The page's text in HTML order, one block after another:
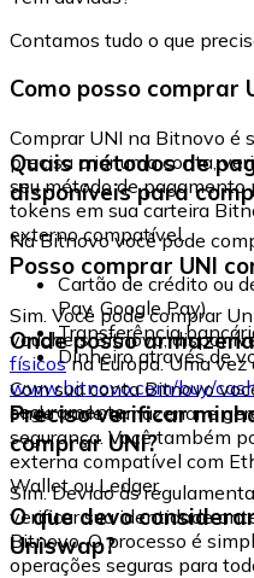
Contamos tudo o que
Como posso comprar
Comprar UNI na Bitnovo é
precisa criar uma conta,
seu método de pagamento
tokens em sua carteira
externo compatível.
Quais métodos de
disponíveis para
Na Bitnovo você pode
Cartão de crédito ou
Pay, Google Pay)
Transferência
Dinheiro através de
Posso comprar UNI
Sim. Você pode comprar
vouchers Bitnovo,
físicosna Europa. Uma vez
www.bitnovo.com/buy/
seguramente.
Onde posso
Com sua conta Bitnovo
onde pode armazenar e
segurança. Você também
externa compatível com
Wallet ou Ledger.
Preciso verificar
comprar UNI?
Sim. Devido às
verificar sua identidade
Bitnovo. O processo é
operações seguras para
O que devo
Uniswap?